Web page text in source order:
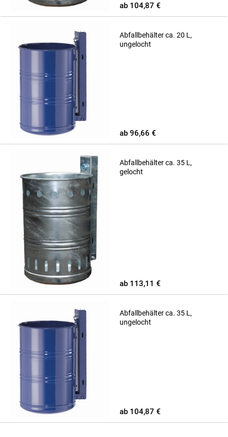
ab 104,87 €
Abfallbehälter ca. 20 L,
ungelocht
ab 96,66 €
Abfallbehälter ca. 35 L,
gelocht
ab 113,11 €
Abfallbehälter ca. 35 L,
ungelocht
ab 104,87 €